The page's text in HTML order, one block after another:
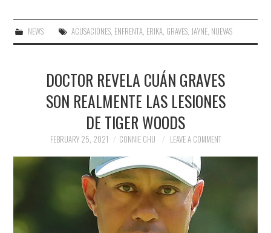
NEWS ACUSACIONES, ENFRENTA, ERIKA, GRAVES, JAYNE, NUEVAS
DOCTOR REVELA CUÁN GRAVES
SON REALMENTE LAS LESIONES
DE TIGER WOODS
FEBRUARY 25, 2021 CONNIE CHU LEAVE A COMMENT